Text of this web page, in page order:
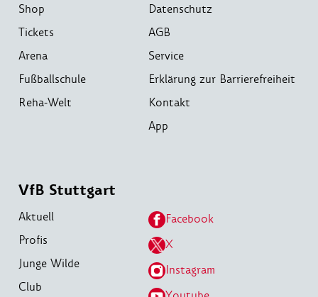
Shop
Tickets
Arena
Fußballschule
Reha-Welt
Datenschutz
AGB
Service
Erklärung zur Barrierefreiheit
Kontakt
App
VfB Stuttgart
Aktuell
Profis
Junge Wilde
Club
Facebook
X
Instagram